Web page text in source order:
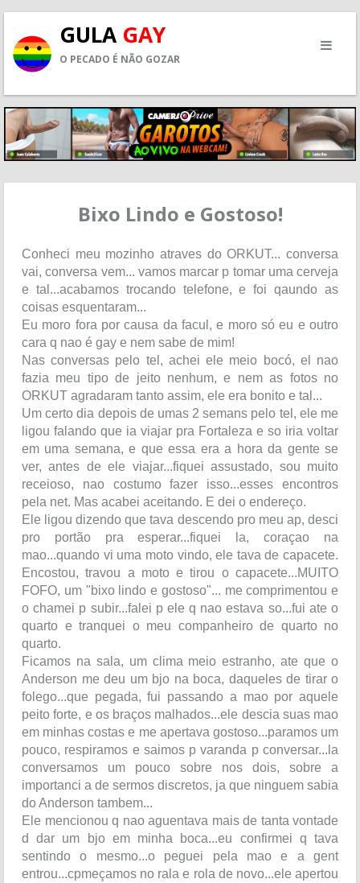
GULA GAY
O PECADO É NÃO GOZAR
Bixo Lindo e Gostoso!
Conheci meu mozinho atraves do ORKUT... conversa
vai, conversa vem... vamos marcar p tomar uma cerveja
e tal...acabamos trocando telefone, e foi qaundo as
coisas esquentaram...
Eu moro fora por causa da facul, e moro só eu e outro
cara q nao é gay e nem sabe de mim!
Nas conversas pelo tel, achei ele meio bocó, el nao
fazia meu tipo de jeito nenhum, e nem as fotos no
ORKUT agradaram tanto assim, ele era bonito e tal...
Um certo dia depois de umas 2 semans pelo tel, ele me
ligou falando que ia viajar pra Fortaleza e so iria voltar
em uma semana, e que essa era a hora da gente se
ver, antes de ele viajar...fiquei assustado, sou muito
receioso, nao costumo fazer isso...esses encontros
pela net. Mas acabei aceitando. E dei o endereço.
Ele ligou dizendo que tava descendo pro meu ap, desci
pro portão pra esperar...fiquei la, coraçao na
mao...quando vi uma moto vindo, ele tava de capacete.
Encostou, travou a moto e tirou o capacete...MUITO
FOFO, um "bixo lindo e gostoso"... me comprimentou e
o chamei p subir...falei p ele q nao estava so...fui ate o
quarto e tranquei o meu companheiro de quarto no
quarto.
Ficamos na sala, um clima meio estranho, ate que o
Anderson me deu um bjo na boca, daqueles de tirar o
folego...que pegada, fui passando a mao por aquele
peito forte, e os braços malhados...ele descia suas mao
em minhas costas e me apertava gostoso...paramos um
pouco, respiramos e saimos p varanda p conversar...la
conversamos um pouco sobre nos dois, sobre a
importanci a de sermos discretos, ja que ninguem sabia
do Anderson tambem...
Ele mencionou q nao aguentava mais de tanta vontade
d dar um bjo em minha boca...eu confirmei q tava
sentindo o mesmo...o peguei pela mao e a gent
entrou...cpmeçamos no rala e rola de novo...ele apertou